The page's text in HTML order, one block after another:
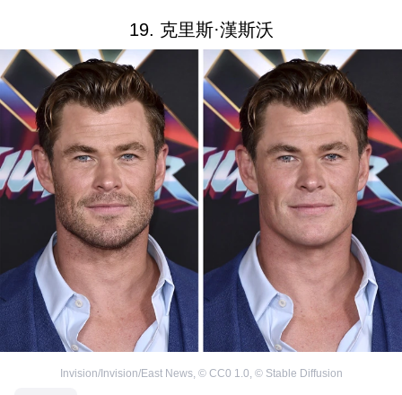
19. 克里斯·漢斯沃
Invision/Invision/East News, © CC0 1.0, © Stable Diffusion